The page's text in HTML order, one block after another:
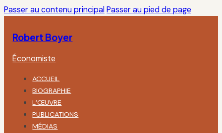
Passer au contenu principal Passer au pied de page
Robert Boyer
Économiste
ACCUEIL
BIOGRAPHIE
L’ŒUVRE
PUBLICATIONS
MÉDIAS